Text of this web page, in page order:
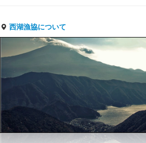
西湖漁協について